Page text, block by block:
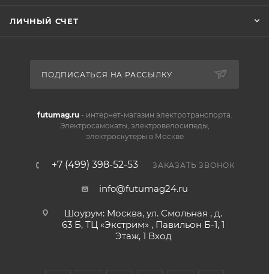
ЛИЧНЫЙ СЧЕТ
ПОДПИСАТЬСЯ НА РАССЫЛКУ
futumag.ru- интернет-магазин электротранспорта.
Электросамокаты, электровелосипеды,
электроскутеры в Москве
+7 (499) 398-52-53 ЗАКАЗАТЬ ЗВОНОК
info@futumag24.ru
Шоурум: Москва, ул. Смольная , д.
63 Б, ТЦ «Экстрим» , Павильон Б-1, 1
Этаж, 1 Вход